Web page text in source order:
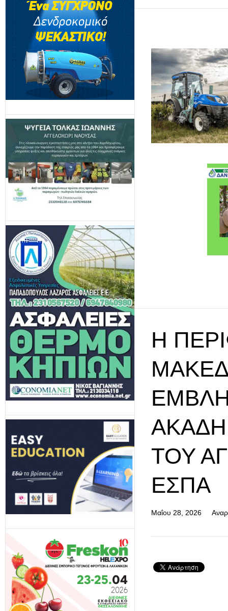
Η
ΤΟΥ
ΕΣΠΑ
Μαΐου 28, 2026